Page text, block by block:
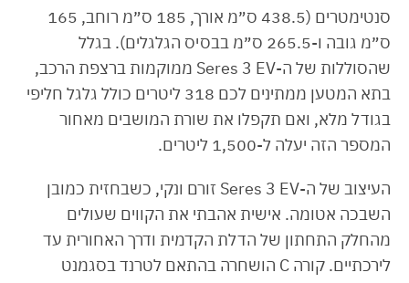
סנטימטרים (438.5 ס״מ אורך, 185 ס״מ רוחב, 165
ס״מ גובה ו-265.5 ס״מ בבסיס הגלגלים). בגלל
שהסוללות של ה-Seres 3 EV ממוקמות ברצפת הרכב,
בתא המטען ממתינים לכם 318 ליטרים כולל גלגל חליפי
בגודל מלא, ואם תקפלו את שורת המושבים מאחור
המספר הזה יעלה ל-1,500 ליטרים.
העיצוב של ה-Seres 3 EV זורם ונקי, כשבחזית כמובן
השבכה אטומה. אישית אהבתי את הקווים שעולים
מהחלק התחתון של הדלת הקדמית ודרך האחורית עד
לירכתיים. קורה C הושחרה בהתאם לטרנד בסגמנט